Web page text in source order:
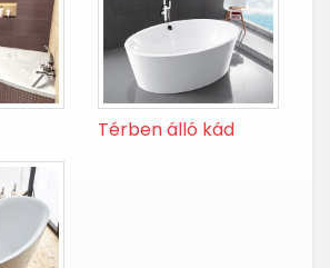
Térben álló kád